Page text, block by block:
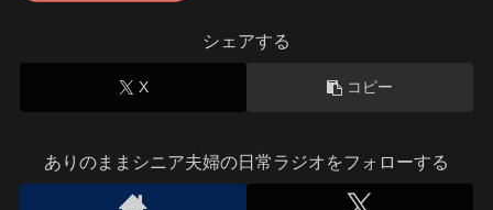
シェアする
X コピー
ありのままシニア夫婦の日常ラジオをフォローする